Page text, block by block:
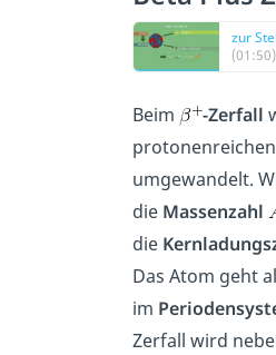
zur
(01:50)
Beim -Zerfall
umgewandelt.
die Massenzahl
die
Das Atom geht
im
Zerfall wird